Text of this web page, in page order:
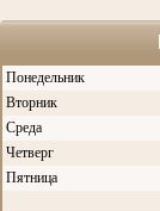
Понедельник
Вторник
Среда
Четверг
Пятница